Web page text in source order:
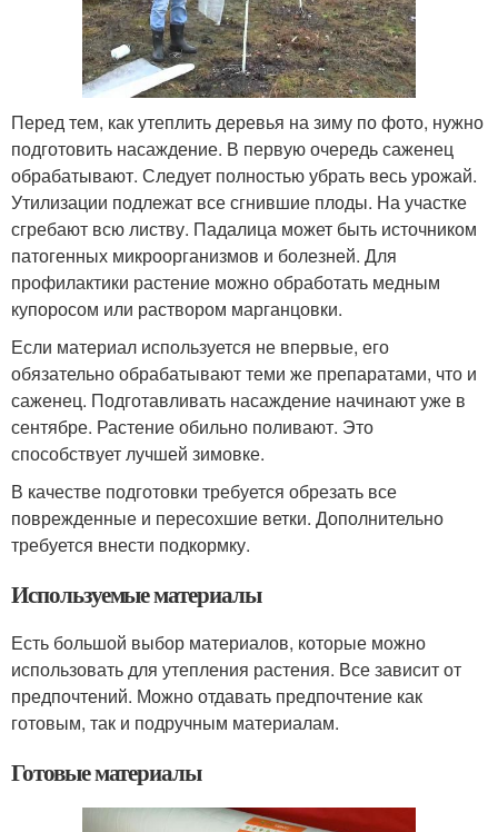
Перед тем, как утеплить деревья на зиму по фото, нужно
подготовить насаждение. В первую очередь саженец
обрабатывают. Следует полностью убрать весь урожай.
Утилизации подлежат все сгнившие плоды. На участке
сгребают всю листву. Падалица может быть источником
патогенных микроорганизмов и болезней. Для
профилактики растение можно обработать медным
купоросом или раствором марганцовки.
Если материал используется не впервые, его
обязательно обрабатывают теми же препаратами, что и
саженец. Подготавливать насаждение начинают уже в
сентябре. Растение обильно поливают. Это
способствует лучшей зимовке.
В качестве подготовки требуется обрезать все
поврежденные и пересохшие ветки. Дополнительно
требуется внести подкормку.
Используемые материалы
Есть большой выбор материалов, которые можно
использовать для утепления растения. Все зависит от
предпочтений. Можно отдавать предпочтение как
готовым, так и подручным материалам.
Готовые материалы